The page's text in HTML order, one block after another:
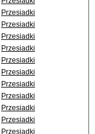
Przesiadki
Przesiadki
Przesiadki
Przesiadki
Przesiadki
Przesiadki
Przesiadki
Przesiadki
Przesiadki
Przesiadki
Przesiadki